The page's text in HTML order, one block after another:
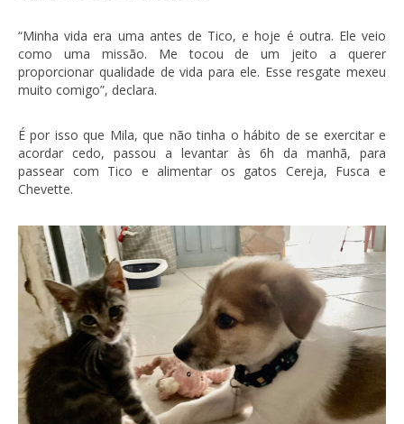
“Minha vida era uma antes de Tico, e hoje é outra. Ele veio
como uma missão. Me tocou de um jeito a querer
proporcionar qualidade de vida para ele. Esse resgate mexeu
muito comigo”, declara.
É por isso que Mila, que não tinha o hábito de se exercitar e
acordar cedo, passou a levantar às 6h da manhã, para
passear com Tico e alimentar os gatos Cereja, Fusca e
Chevette.